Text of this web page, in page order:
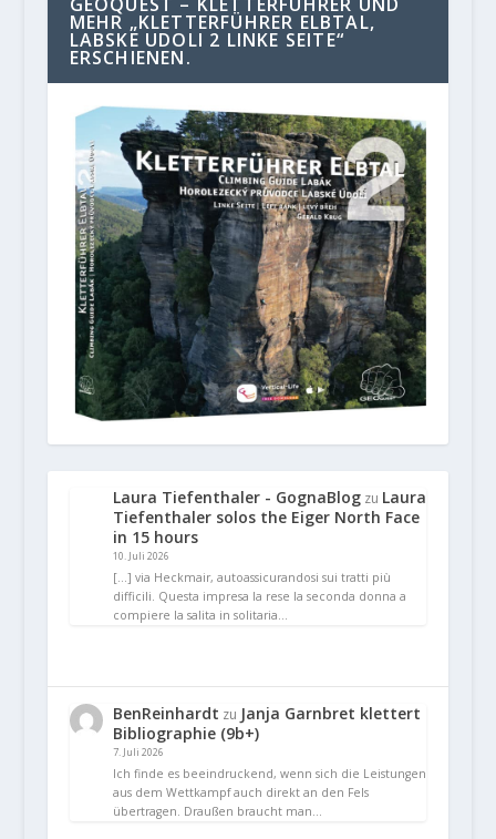
MEHR „KLETTERFÜHRER ELBTAL,
LABSKE UDOLI 2 LINKE SEITE“
ERSCHIENEN.
Laura Tiefenthaler - GognaBlogzu Laura
Tiefenthaler solos the Eiger North Face
in 15 hours
10. Juli 2026
[…] via Heckmair, autoassicurandosi sui tratti più
difficili. Questa impresa la rese la seconda donna a
compiere la salita in solitaria…
BenReinhardt zu Janja Garnbret klettert
Bibliographie (9b+)
7. Juli 2026
Ich finde es beeindruckend, wenn sich die Leistungen
aus dem Wettkampf auch direkt an den Fels
übertragen. Draußen braucht man…